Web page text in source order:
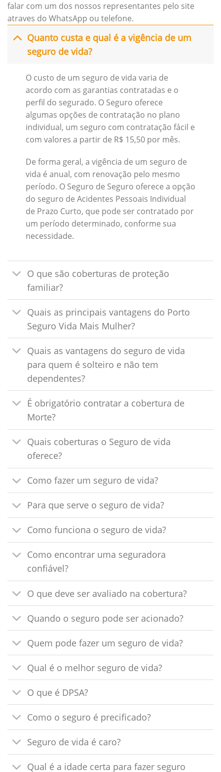
falar com um dos nossos representantes pelo site
atraves do WhatsApp ou telefone.
Quanto custa e qual é a vigência de um
seguro de vida?
O custo de um seguro de vida varia de
acordo com as garantias contratadas e o
perfil do segurado. O Seguro oferece
algumas opções de contratação no plano
individual, um seguro com contratação fácil e
com valores a partir de R$ 15,50 por mês.
De forma geral, a vigência de um seguro de
vida é anual, com renovação pelo mesmo
período. O Seguro de Seguro oferece a opção
do seguro de Acidentes Pessoais Individual
de Prazo Curto, que pode ser contratado por
um período determinado, conforme sua
necessidade.
O que são coberturas de proteção
familiar?
Quais as principais vantagens do Porto
Seguro Vida Mais Mulher?
Quais as vantagens do seguro de vida
para quem é solteiro e não tem
dependentes?
É obrigatório contratar a cobertura de
Morte?
Quais coberturas o Seguro de vida
oferece?
Como fazer um seguro de vida?
Para que serve o seguro de vida?
Como funciona o seguro de vida?
Como encontrar uma seguradora
confiável?
O que deve ser avaliado na cobertura?
Quando o seguro pode ser acionado?
Quem pode fazer um seguro de vida?
Qual é o melhor seguro de vida?
O que é DPSA?
Como o seguro é precificado?
Seguro de vida é caro?
Qual é a idade certa para fazer seguro